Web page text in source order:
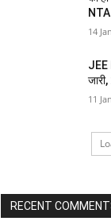
NTA
14
JEE
11
RECENT